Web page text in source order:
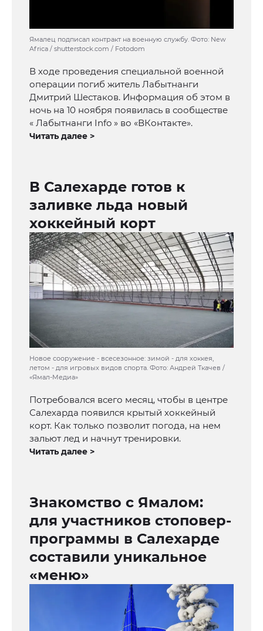
Ямалец подписал контракт на военную службу. Фото: New
Africa / shutterstock.com / Fotodom
В ходе проведения специальной военной
операции погиб житель Лабытнанги
Дмитрий Шестаков. Информация об этом в
ночь на 10 ноября появилась в сообществе
« Лабытнанги Info » во «ВКонтакте».
Читать далее >
В Салехарде готов к
заливке льда новый
хоккейный корт
Новое сооружение - всесезонное: зимой - для хоккея,
летом - для игровых видов спорта. Фото: Андрей Ткачев /
«Ямал-Медиа»
Потребовался всего месяц, чтобы в центре
Салехарда появился крытый хоккейный
корт. Как только позволит погода, на нем
зальют лед и начнут тренировки.
Читать далее >
Знакомство с Ямалом:
для участников стоповер-
программы в Салехарде
составили уникальное
«меню»